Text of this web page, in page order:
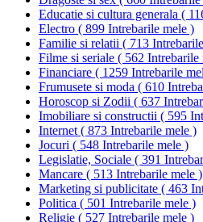
Educatie si cultura generala (
Electro ( 899 Intrebarile mele )
Familie si relatii ( 713
Filme si seriale ( 562 Intrebarile
Financiare ( 1259 Intrebarile
Frumusete si moda ( 610
Horoscop si Zodii ( 637
Imobiliare si constructii ( 595
Internet ( 873 Intrebarile mele )
Jocuri ( 548 Intrebarile mele )
Legislatie, Sociale ( 391
Mancare ( 513 Intrebarile mele )
Marketing si publicitate ( 463
Politica ( 501 Intrebarile mele )
Religie ( 527 Intrebarile mele )